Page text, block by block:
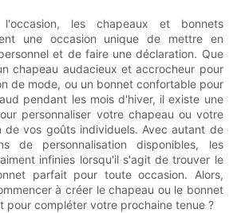
les chapeaux et bonnets
une occasion unique de mettre en
et de faire une déclaration. Que
chapeau audacieux et accrocheur pour
de mode, ou un bonnet confortable pour
pendant les mois d'hiver, il existe une
personnaliser votre chapeau ou votre
de vos goûts individuels. Avec autant de
de personnalisation disponibles, les
infinies lorsqu'il s'agit de trouver le
parfait pour toute occasion. Alors,
à créer le chapeau ou le bonnet
pour compléter votre prochaine tenue ?